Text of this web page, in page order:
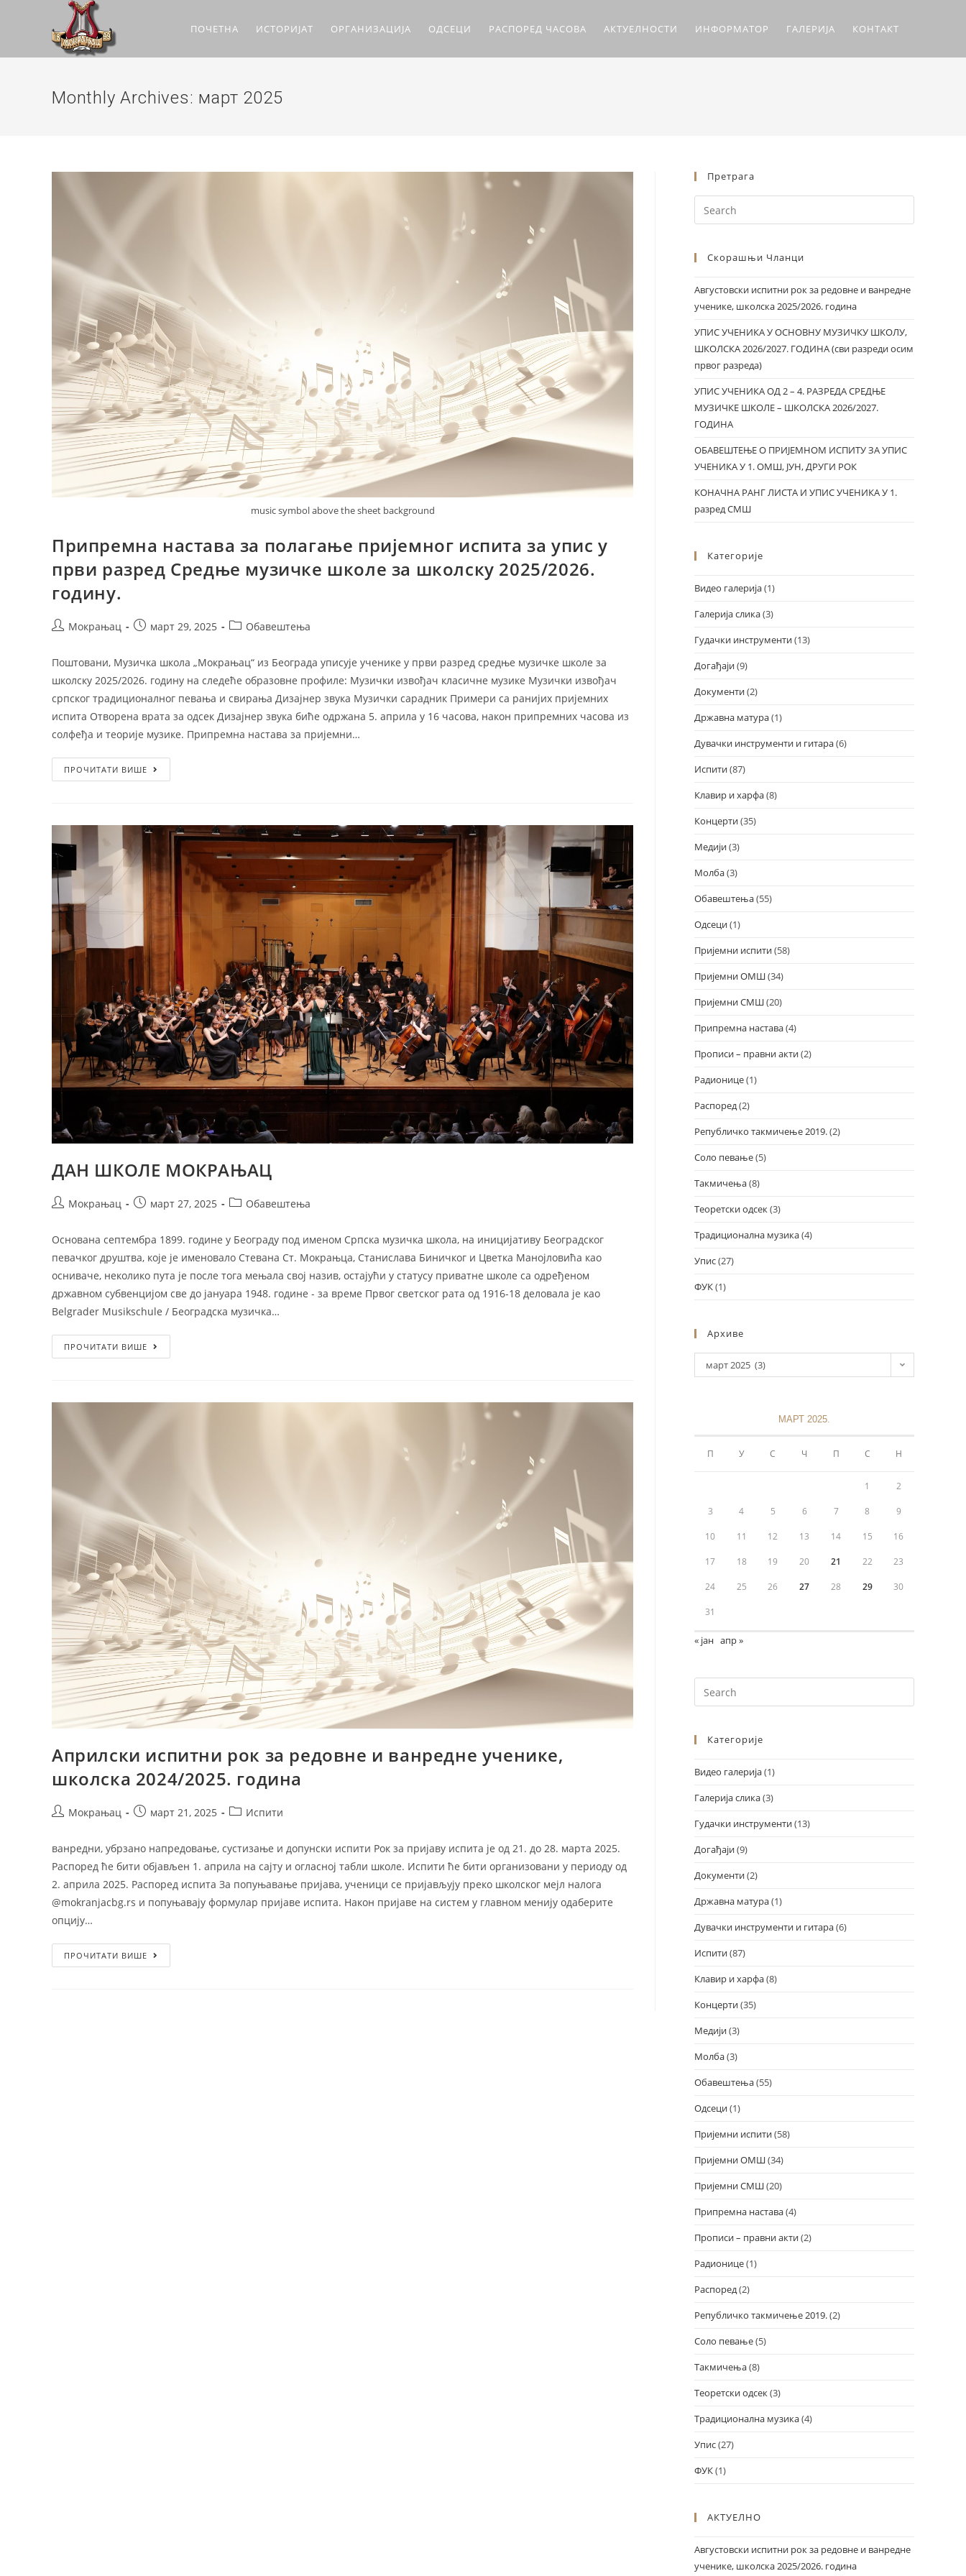
ПОЧЕТНА ИСТОРИЈАТ ОРГАНИЗАЦИЈА ОДСЕЦИ РАСПОРЕД ЧАСОВА АКТУЕЛНОСТИ ИНФОРМАТОР ГАЛЕРИЈА КОНТАКТ
Monthly Archives: март 2025
music symbol above the sheet background
Припремна настава за полагање пријемног испита за упис у
први разред Средње музичке школе за школску 2025/2026.
годину.
Мокрањац март 29, 2025 Обавештења
Поштовани, Музичка школа „Мокрањац“ из Београда уписује ученике у први разред средње музичке школе за
школску 2025/2026. годину на следеће образовне профиле: Музички извођач класичне музике Музички извођач
српског традиционалног певања и свирања Дизајнер звука Музички сарадник Примери са ранијих пријемних
испита Отворена врата за одсек Дизајнер звука биће одржана 5. априла у 16 часова, након припремних часова из
солфеђа и теорије музике. Припремна настава за пријемни…
ПРОЧИТАТИ ВИШЕ
ДАН ШКОЛЕ МОКРАЊАЦ
Мокрањац март 27, 2025 Обавештења
Основана септембра 1899. године у Београду под именом Српска музичка школа, на иницијативу Београдског
певачког друштва, које је именовало Стевана Ст. Мокрањца, Станислава Биничког и Цветка Манојловића као
осниваче, неколико пута је после тога мењала свој назив, остајући у статусу приватне школе са одређеном
државном субвенцијом све до јануара 1948. године - за време Првог светског рата од 1916-18 деловала је као
Belgrader Musikschule / Београдска музичка…
ПРОЧИТАТИ ВИШЕ
Априлски испитни рок за редовне и ванредне ученике,
школска 2024/2025. година
Мокрањац март 21, 2025 Испити
ванредни, убрзано напредовање, сустизање и допунски испити Рок за пријаву испита је од 21. до 28. марта 2025.
Распоред ће бити објављен 1. априла на сајту и огласној табли школе. Испити ће бити организовани у периоду од
2. априла 2025. Распоред испита За попуњавање пријава, ученици се пријављују преко школског мејл налога
@mokranjacbg.rs и попуњавају формулар пријаве испита. Након пријаве на систем у главном менију одаберите
oпцију…
ПРОЧИТАТИ ВИШЕ
Претрага
Скорашњи Чланци
Августовски испитни рок за редовне и ванредне
ученике, школска 2025/2026. година
УПИС УЧЕНИКА У ОСНОВНУ МУЗИЧКУ ШКОЛУ,
ШКОЛСКА 2026/2027. ГОДИНА (сви разреди осим
првог разреда)
УПИС УЧЕНИКА ОД 2 – 4. РАЗРЕДА СРЕДЊЕ
МУЗИЧКЕ ШКОЛЕ – ШКОЛСКА 2026/2027.
ГОДИНА
ОБАВЕШТЕЊЕ О ПРИЈЕМНОМ ИСПИТУ ЗА УПИС
УЧЕНИКА У 1. ОМШ, ЈУН, ДРУГИ РОК
КОНАЧНА РАНГ ЛИСТА И УПИС УЧЕНИКА У 1.
разред СМШ
Категорије
Видео галерија(1)
Галерија слика(3)
Гудачки инструменти(13)
Догађаји(9)
Документи(2)
Државна матура(1)
Дувачки инструменти и гитара(6)
Испити(87)
Клавир и харфа(8)
Концерти(35)
Медији(3)
Молба(3)
Обавештења(55)
Одсеци(1)
Пријемни испити(58)
Пријемни ОМШ(34)
Пријемни СМШ(20)
Припремна настава(4)
Прописи – правни акти(2)
Радионице(1)
Распоред(2)
Републичко такмичење 2019.(2)
Соло певање(5)
Такмичења(8)
Теоретски одсек(3)
Традиционална музика(4)
Упис(27)
ФУК(1)
Архиве
март 2025 (3)
МАРТ 2025.
П У С Ч П С Н
1 2
3 4 5 6 7 8 9
10 11 12 13 14 15 16
17 18 19 20 21 22 23
24 25 26 27 28 29 30
31
« јан апр »
Категорије
Видео галерија(1)
Галерија слика(3)
Гудачки инструменти(13)
Догађаји(9)
Документи(2)
Државна матура(1)
Дувачки инструменти и гитара(6)
Испити(87)
Клавир и харфа(8)
Концерти(35)
Медији(3)
Молба(3)
Обавештења(55)
Одсеци(1)
Пријемни испити(58)
Пријемни ОМШ(34)
Пријемни СМШ(20)
Припремна настава(4)
Прописи – правни акти(2)
Радионице(1)
Распоред(2)
Републичко такмичење 2019.(2)
Соло певање(5)
Такмичења(8)
Теоретски одсек(3)
Традиционална музика(4)
Упис(27)
ФУК(1)
АКТУЕЛНО
Августовски испитни рок за редовне и ванредне
ученике, школска 2025/2026. година
Школовање
Организација школе
Активи и тимови
Општеобразовна настава
Актуелности
Календар дешавања
Распоред часова СМШ
Документи
Прописи
Јавне набавке
+381 11 3243 538
sekretarijat@mokranjacbg.rs
Дечанска 6, 11000, Београд,
Крунска 8, 11000, Београд
ПРАТИТЕ НАС
Copyright 2024. - Muzička škola Mokranjac - Beograd